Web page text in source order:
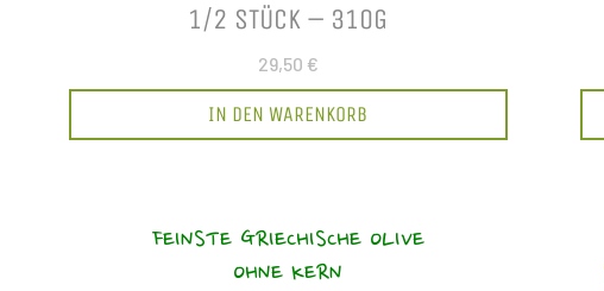
1/2 STÜCK – 310G
29,50 €
IN DEN WARENKORB
FEINSTE GRIECHISCHE OLIVE
OHNE KERN